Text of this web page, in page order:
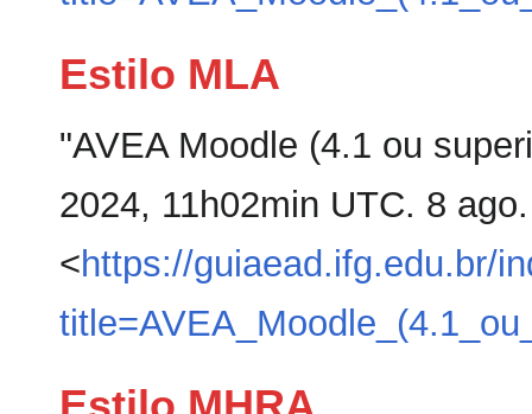
Estilo MLA
"AVEA Moodle (4.1 ou
2024, 11h02min UTC. 8
<https://guiaead.ifg.edu.br/